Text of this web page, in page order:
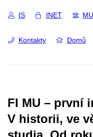
IS INET MU
Kontakty Domů
FI MU – první
V historii, ve